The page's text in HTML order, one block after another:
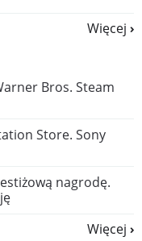
Więcej
Bros. Steam
Store. Sony
nagrodę.
Więcej